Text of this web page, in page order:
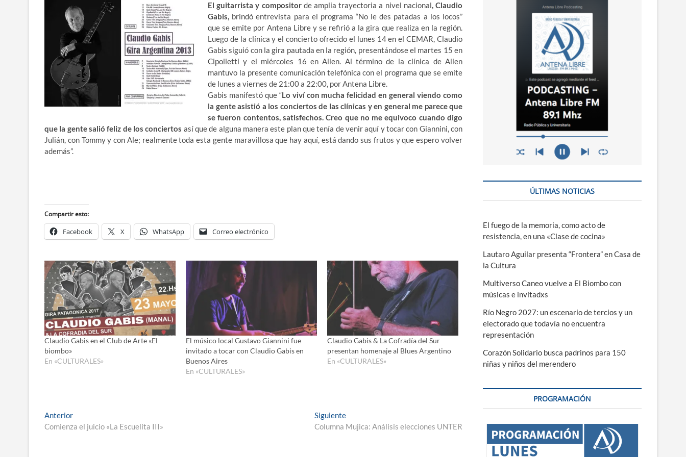
El guitarrista y compositor de amplia trayectoria a nivel nacional, Claudio
Gabis, brindó entrevista para el programa “No le des patadas a los locos”
que se emite por Antena Libre y se refirió a la gira que realiza en la región.
Luego de la clínica y el concierto ofrecido el lunes 14 en el CEMAR, Claudio
Gabis siguió con la gira pautada en la región, presentándose el martes 15 en
Cipolletti y el miércoles 16 en Allen. Al término de la clínica de Allen
mantuvo la presente comunicación telefónica con el programa que se emite
de lunes a viernes de 21:00 a 22:00, por Antena Libre.
Gabis manifestó que “Lo viví con mucha felicidad en general viendo como
la gente asistió a los conciertos de las clínicas y en general me parece que
se fueron contentos, satisfechos. Creo que no me equivoco cuando digo
que la gente salió feliz de los conciertos así que de alguna manera este plan que tenía de venir aquí y tocar con Giannini, con
Julián, con Tommy y con Ale; realmente toda esta gente maravillosa que hay aquí, está dando sus frutos y que espero volver
además”.
Compartir esto:
Facebook X WhatsApp Correo electrónico
Claudio Gabis en el Club de Arte «El
biombo»
En «CULTURALES»
El músico local Gustavo Giannini fue
invitado a tocar con Claudio Gabis en
Buenos Aires
En «CULTURALES»
Claudio Gabis & La Cofradía del Sur
presentan homenaje al Blues Argentino
En «CULTURALES»
Navegación
de
AnteriorEntrada
anterior:
Comienza el juicio «La Escuelita III»
SiguienteEntrada
siguiente:
Columna Mujica: Análisis elecciones UNTER
ÚLTIMAS NOTICIAS
El fuego de la memoria, como acto de
resistencia, en una «Clase de cocina»
Lautaro Aguilar presenta “Frontera” en Casa de
la Cultura
Multiverso Caneo vuelve a El Biombo con
músicas e invitadxs
Río Negro 2027: un escenario de tercios y un
electorado que todavía no encuentra
representación
Corazón Solidario busca padrinos para 150
niñas y niños del merendero
PROGRAMACIÓN